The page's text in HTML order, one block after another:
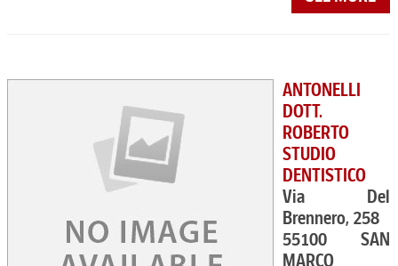
ANTONELLI
DOTT.
ROBERTO
STUDIO
DENTISTICO
Via Del
Brennero, 258
55100 SAN
MARCO